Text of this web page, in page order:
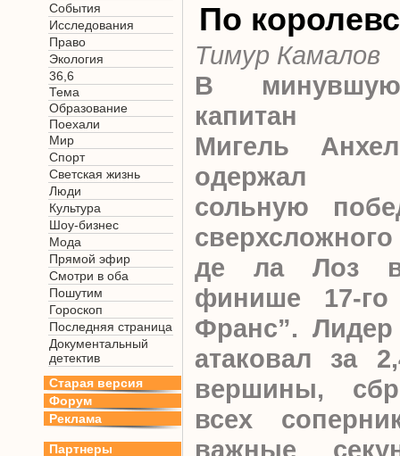
События
Исследования
Право
Экология
36,6
Тема
Образование
Поехали
Мир
Спорт
Светская жизнь
Люди
Культура
Шоу-бизнес
Мода
Прямой эфир
Смотри в оба
Пошутим
Гороскоп
Последняя страница
Документальный
детектив
Старая версия
Форум
Реклама
Партнеры
По
Тимур Камалов
В
капитан
Мигель
одержал
сольную
де ла Лоз
финише 17-
Франс”.
атаковал за
вершины,
всех
важные